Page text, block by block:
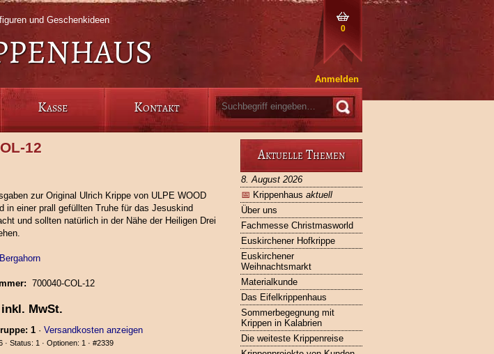
0
und Geschenkideen
Anmelden
Kasse Kontakt
Aktuelle Themen
8. August 2026
📅 Krippenhaus aktuell
Über uns
Fachmesse Christmasworld
Euskirchener Hofkrippe
Euskirchener
Weihnachtsmarkt
Materialkunde
Das Eifelkrippenhaus
Sommerbegegnung mit
Krippen in Kalabrien
Die weiteste Krippenreise
zur Original Ulrich Krippe von ULPE WOOD
in einer prall gefüllten Truhe für das Jesuskind
und sollten natürlich in der Nähe der Heiligen Drei
Bergahorn
700040‑COL‑12
MwSt.
1· Versandkosten anzeigen
· Status: 1 · Optionen: 1 · #2339